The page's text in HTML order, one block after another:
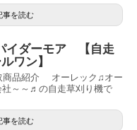
事を読む
イダーモア 【自走
ワン】
商品紹介 オーレック♫オー
社～～♬の自走草刈り機で
事を読む